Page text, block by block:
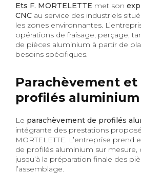
Ets F. MORTELETTE met son
CNC au service des industriels
les zones environnantes.
opérations de fraisage, perçage,
de pièces aluminium à partir de
besoins spécifiques.
Parachèvement
profilés aluminium
Le parachèvement de profilés
intégrante des prestations
MORTELETTE. L’entreprise prend
de profilés aluminium sur mesure,
jusqu’à la préparation finale des
l’assemblage.